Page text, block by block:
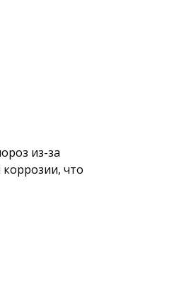
из-за
что